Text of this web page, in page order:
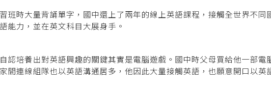
班時大量背誦單字，國中還上了兩年的線上英語課程，接觸全世界不同
能力，並在英文科目大展身手。
認培養出對英語興趣的關鍵其實是電腦遊戲。國中時父母買給他一部電
間連線組隊也以英語溝通居多，他因此大量接觸英語，也願意開口以英